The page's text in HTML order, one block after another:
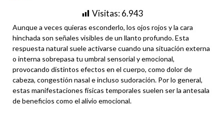
Visitas:6.943
Aunque a veces quieras esconderlo, los ojos rojos y la cara
hinchada son señales visibles de un llanto profundo. Esta
respuesta natural suele activarse cuando una situación externa
o interna sobrepasa tu umbral sensorial y emocional,
provocando distintos efectos en el cuerpo, como dolor de
cabeza, congestión nasal e incluso sudoración. Por lo general,
estas manifestaciones físicas temporales suelen ser la antesala
de beneficios como el alivio emocional.